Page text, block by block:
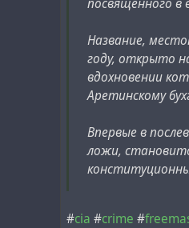
посвященного в
Название,
году, открыто
вдохновении
Аретинскому
Впервые в
ложи,
#cia #crime #